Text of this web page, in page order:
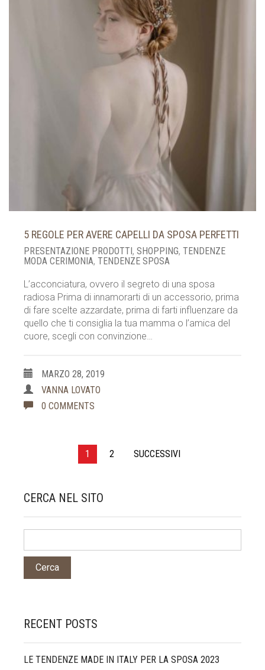
5 REGOLE PER AVERE CAPELLI DA SPOSA PERFETTI
PRESENTAZIONE PRODOTTI , SHOPPING, TENDENZE
MODA CERIMONIA, TENDENZE SPOSA
L’acconciatura, ovvero il segreto di una sposa
radiosa Prima di innamorarti di un accessorio, prima
di fare scelte azzardate, prima di farti influenzare da
quello che ti consiglia la tua mamma o l’amica del
cuore, scegli con convinzione…
MARZO 28, 2019
VANNA LOVATO
0 COMMENTS
Paginazione
articoli
1 2 SUCCESSIVI
CERCA NEL SITO
RECENT POSTS
LE TENDENZE MADE IN ITALY PER LA SPOSA 2023